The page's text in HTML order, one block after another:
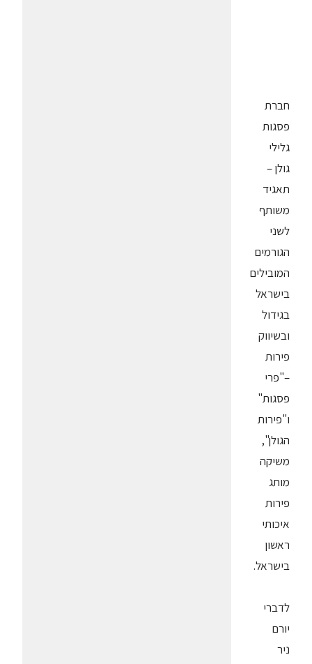
חברת
פסגות
גלילי
גולן –
תאגיד
משותף
לשני
הגורמים
המובילים
בישראל
בגידול
ובשיווק
פירות
–"פרי
פסגות"
ו"פירות
הגולן",
משיקה
מותג
פירות
איכותי
ראשון
בישראל.
לדברי
יורם
ניר